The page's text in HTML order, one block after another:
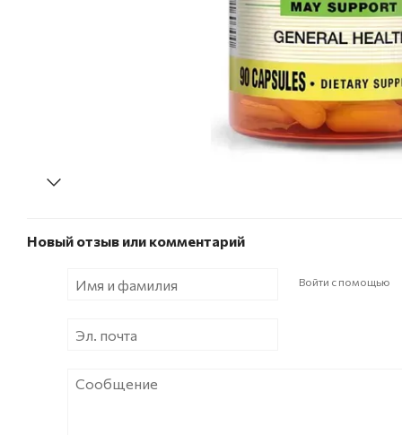
Новый отзыв или комментарий
Войти с помощью